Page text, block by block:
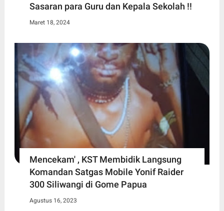
Sasaran para Guru dan Kepala Sekolah !!
Maret 18, 2024
Mencekam' , KST Membidik Langsung
Komandan Satgas Mobile Yonif Raider
300 Siliwangi di Gome Papua
Agustus 16, 2023